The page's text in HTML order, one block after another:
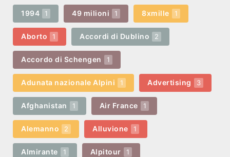
1994 1 49 milioni 1 8xmille 1
Aborto 1 Accordi di Dublino 2
Accordo di Schengen 1
Adunata nazionale Alpini 1 Advertising 3
Afghanistan 1 Air France 1
Alemanno 2 Alluvione 1
Almirante 1 Alpitour 1